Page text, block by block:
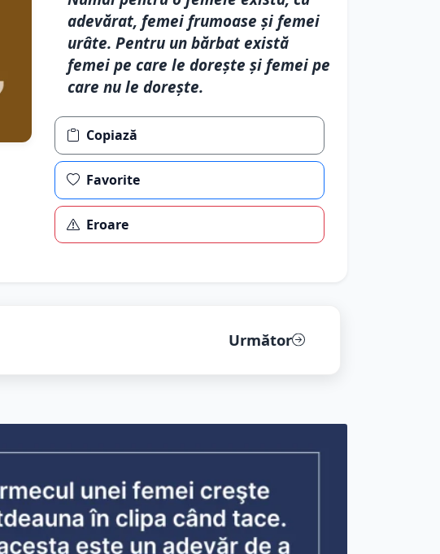
adevărat, femei frumoase şi femei
urâte. Pentru un bărbat există
femei pe care le doreşte şi femei pe
care nu le doreşte.
Copiază
Favorite
Eroare
Următor